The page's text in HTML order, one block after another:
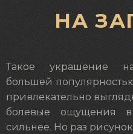
НА
Такое украшение на
большей
привлекательно
болевые ощущения
сильнее. Но раз